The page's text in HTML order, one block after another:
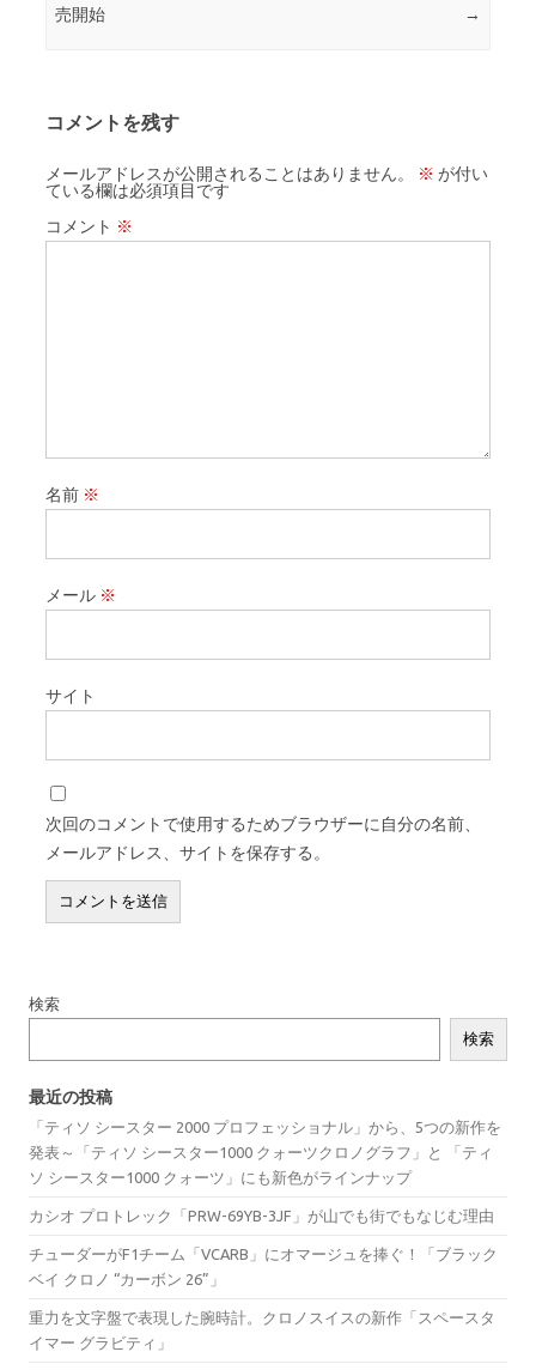
売開始
→
コメントを残す
メールアドレスが公開されることはありません。 ※ が付い
ている欄は必須項目です
コメント ※
名前 ※
メール ※
サイト
次回のコメントで使用するためブラウザーに自分の名前、
メールアドレス、サイトを保存する。
検索
検索
最近の投稿
「ティソ シースター 2000 プロフェッショナル」から、5つの新作を
発表～「ティソ シースター1000 クォーツクロノグラフ」と 「ティ
ソ シースター1000 クォーツ」にも新色がラインナップ
カシオ プロトレック「PRW-69YB-3JF」が山でも街でもなじむ理由
チューダーがF1チーム「VCARB」にオマージュを捧ぐ！「ブラック
ベイ クロノ “カーボン 26”」
重力を文字盤で表現した腕時計。クロノスイスの新作「スペースタ
イマー グラビティ」